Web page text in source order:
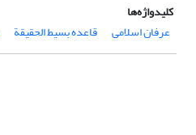
کلیدواژه‌ها
عرفان اسلامی
قاعده بسیط الحقیقة